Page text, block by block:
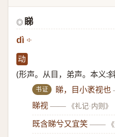
◎ 睇
dì
动
(形声。从目，弟声。本义:
书证 睇，目小袤视也
睇视 —— 《礼记·内则》
既含睇兮又宜笑 ——